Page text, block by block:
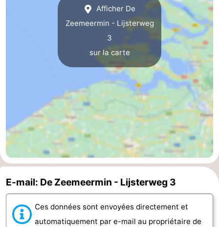
Brouwershaven
Nature
Oosterschelde
-
Burgh
-
Kop
van
-
Veere
Afficher De
Zeemeermin - Lijsterweg
3
sur la carte
E-mail: De Zeemeermin - Lijsterweg 3
Ces données sont envoyées directement et
automatiquement par e-mail au propriétaire de